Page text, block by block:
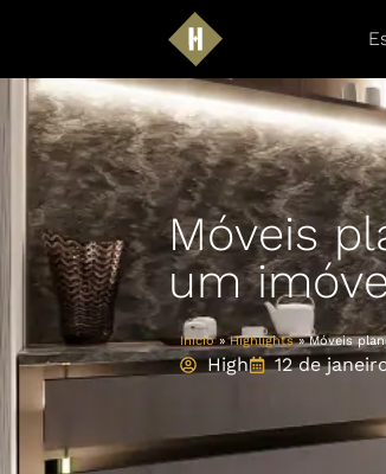
Móveis
um
Início»Highlights»Móveis
High 12 de